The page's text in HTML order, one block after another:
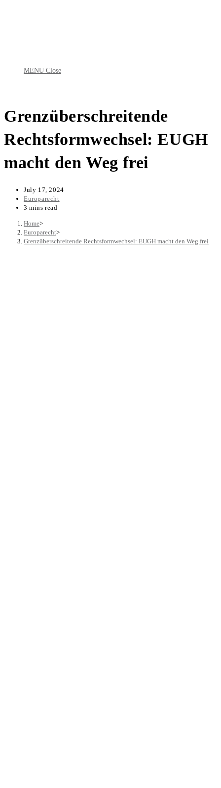
MENU Close
Grenzüberschreitende
Rechtsformwechsel: EUGH
macht den Weg frei
July 17, 2024
Europarecht
3 mins read
Home>
Europarecht>
Grenzüberschreitende Rechtsformwechsel: EUGH macht den Weg frei